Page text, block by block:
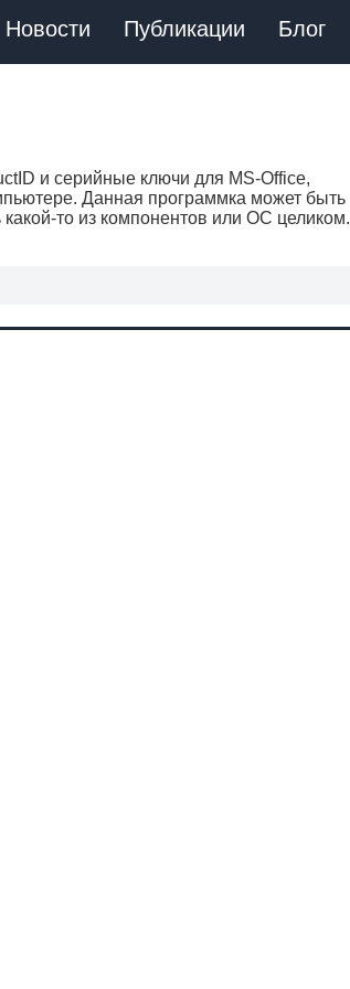
Новости Публикации Блог
и серийные ключи для MS-Office,
Данная программка может быть
то из компонентов или ОС целиком.